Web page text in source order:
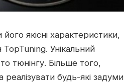
якісні характеристики,
TopTuning. Унікальний
тюнінгу. Більше того,
реалізувати будь-які задуми